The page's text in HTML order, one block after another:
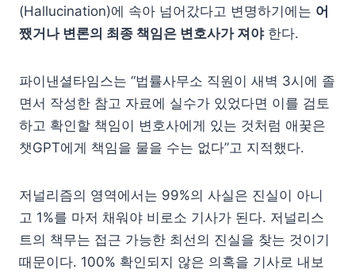
(Hallucination)에 속아 넘어갔다고 변명하기에는 어
쨌거나 변론의 최종 책임은 변호사가 져야한다.
파이낸셜타임스는 “법률사무소 직원이 새벽 3시에 졸
면서 작성한 참고 자료에 실수가 있었다면 이를 검토
하고 확인할 책임이 변호사에게 있는 것처럼 애꿎은
챗GPT에게 책임을 물을 수는 없다”고 지적했다.
저널리즘의 영역에서는 99%의 사실은 진실이 아니
고 1%를 마저 채워야 비로소 기사가 된다. 저널리스
트의 책무는 접근 가능한 최선의 진실을 찾는 것이기
때문이다. 100% 확인되지 않은 의혹을 기사로 내보